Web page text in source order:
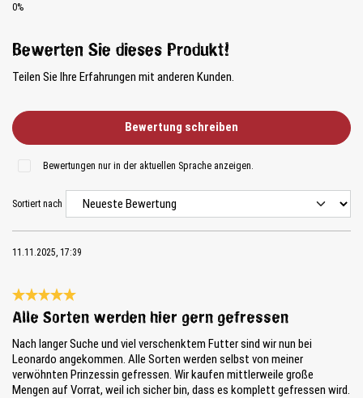
0%
Bewerten Sie dieses Produkt!
Teilen Sie Ihre Erfahrungen mit anderen Kunden.
Bewertung schreiben
Bewertungen nur in der aktuellen Sprache anzeigen.
Sortiert nach
11.11.2025, 17:39
Bewertung mit 5 von 5 Sternen
Alle Sorten werden hier gern gefressen
Nach langer Suche und viel verschenktem Futter sind wir nun bei
Leonardo angekommen. Alle Sorten werden selbst von meiner
verwöhnten Prinzessin gefressen. Wir kaufen mittlerweile große
Mengen auf Vorrat, weil ich sicher bin, dass es komplett gefressen wird.